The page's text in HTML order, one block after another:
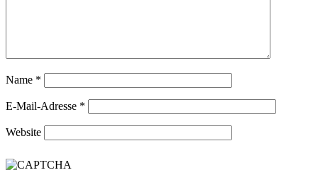
Name *
E-Mail-Adresse *
Website